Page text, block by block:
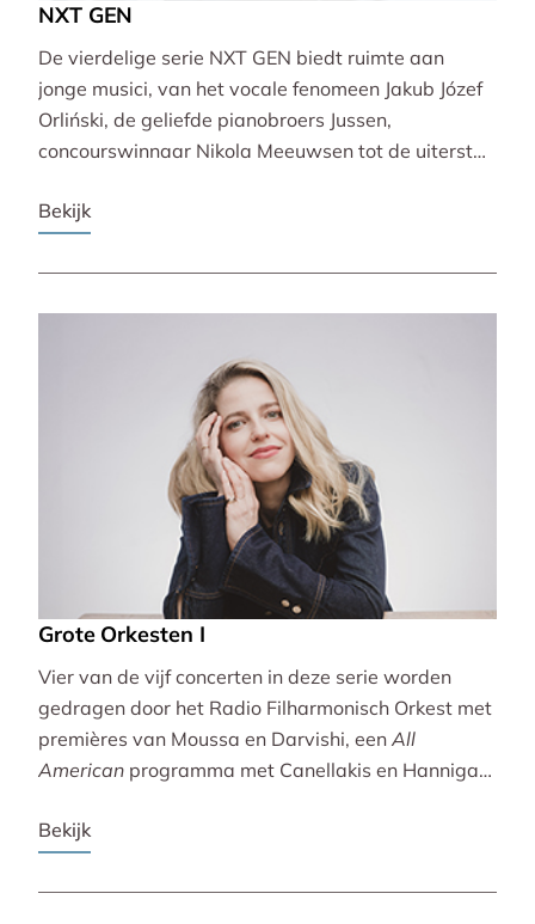
NXT GEN
De vierdelige serie NXT GEN biedt ruimte aan
jonge musici, van het vocale fenomeen Jakub Józef
Orliński, de geliefde pianobroers Jussen,
concourswinnaar Nikola Meeuwsen tot de uiterst
programma’s van barok tot wereldpremière.
Bekijk
Grote Orkesten I
Vier van de vijf concerten in deze serie worden
gedragen door het Radio Filharmonisch Orkest met
premières van Moussa en Darvishi, een All
American programma met Canellakis en Hannigan
Amerikaans slagwerk.
Bekijk